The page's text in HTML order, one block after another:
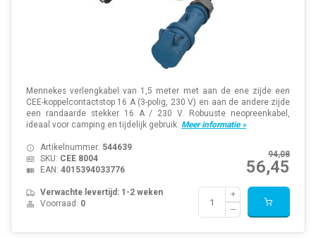
Mennekes verlengkabel van 1,5 meter met aan de ene zijde een
CEE-koppelcontactstop 16 A (3-polig, 230 V) en aan de andere zijde
een randaarde stekker 16 A / 230 V. Robuuste neopreenkabel,
ideaal voor camping en tijdelijk gebruik. Meer informatie »
94,08
56,45
Artikelnummer: 544639
SKU: CEE 8004
EAN: 4015394033776
Verwachte levertijd: 1-2 weken
Voorraad: 0